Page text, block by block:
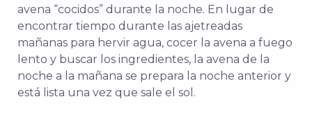
avena “cocidos” durante la noche. En lugar de
encontrar tiempo durante las ajetreadas
mañanas para hervir agua, cocer la avena a fuego
lento y buscar los ingredientes, la avena de la
noche a la mañana se prepara la noche anterior y
está lista una vez que sale el sol.